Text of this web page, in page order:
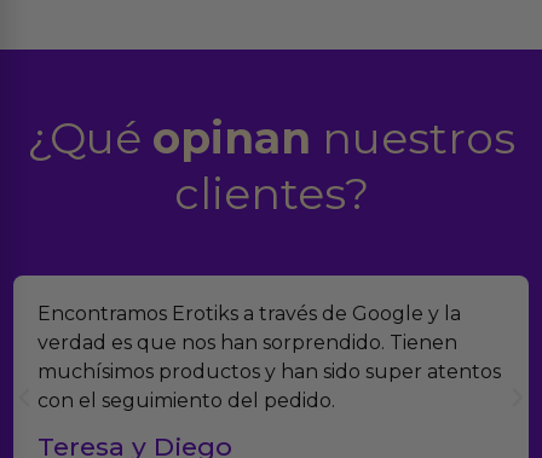
¿Qué opinan nuestros
clientes?
Encontramos Erotiks a través de Google y la
verdad es que nos han sorprendido. Tienen
muchísimos productos y han sido super atentos
con el seguimiento del pedido.
Teresa y Diego